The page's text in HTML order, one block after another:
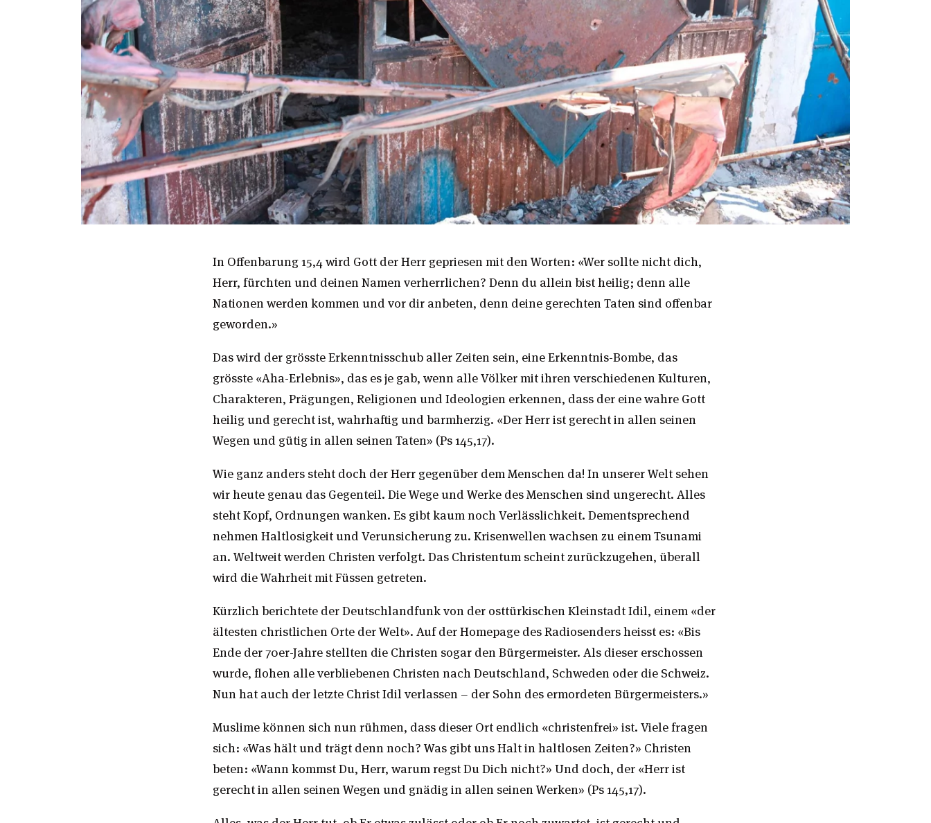
In Offenbarung 15,4 wird Gott der Herr gepriesen mit den Worten: «Wer sollte nicht dich,
Herr, fürchten und deinen Namen verherrlichen? Denn du allein bist heilig; denn alle
Nationen werden kommen und vor dir anbeten, denn deine gerechten Taten sind offenbar
geworden.»
Das wird der grösste Erkenntnisschub aller Zeiten sein, eine Erkenntnis-Bombe, das
grösste «Aha-Erlebnis», das es je gab, wenn alle Völker mit ihren verschiedenen Kulturen,
Charakteren, Prägungen, Religionen und Ideologien erkennen, dass der eine wahre Gott
heilig und gerecht ist, wahrhaftig und barmherzig. «Der Herr ist gerecht in allen seinen
Wegen und gütig in allen seinen Taten» (Ps 145,17).
Wie ganz anders steht doch der Herr gegenüber dem Menschen da! In unserer Welt sehen
wir heute genau das Gegenteil. Die Wege und Werke des Menschen sind ungerecht. Alles
steht Kopf, Ordnungen wanken. Es gibt kaum noch Verlässlichkeit. Dementsprechend
nehmen Haltlosigkeit und Verunsicherung zu. Krisenwellen wachsen zu einem Tsunami
an. Weltweit werden Christen verfolgt. Das Christentum scheint zurückzugehen, überall
wird die Wahrheit mit Füssen getreten.
Kürzlich berichtete der Deutschlandfunk von der osttürkischen Kleinstadt Idil, einem «der
ältesten christlichen Orte der Welt». Auf der Homepage des Radiosenders heisst es: «Bis
Ende der 70er-Jahre stellten die Christen sogar den Bürgermeister. Als dieser erschossen
wurde, flohen alle verbliebenen Christen nach Deutschland, Schweden oder die Schweiz.
Nun hat auch der letzte Christ Idil verlassen – der Sohn des ermordeten Bürgermeisters.»
Muslime können sich nun rühmen, dass dieser Ort endlich «christenfrei» ist. Viele fragen
sich: «Was hält und trägt denn noch? Was gibt uns Halt in haltlosen Zeiten?» Christen
beten: «Wann kommst Du, Herr, warum regst Du Dich nicht?» Und doch, der «Herr ist
gerecht in allen seinen Wegen und gnädig in allen seinen Werken» (Ps 145,17).